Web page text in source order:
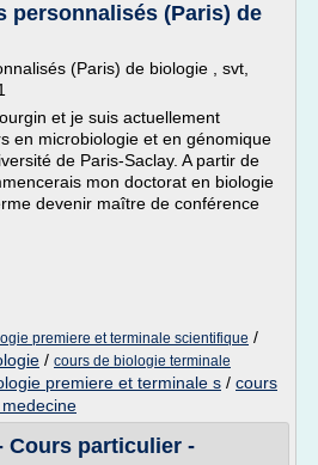
personnalisés (Paris) de
(Paris) de biologie , svt,
et je suis actuellement
en microbiologie et en génomique
de Paris-Saclay. A partir de
mon doctorat en biologie
devenir maître de conférence
premiere et terminale scientifique /
/ cours de biologie terminale
premiere et terminale s / cours
Cours particulier -